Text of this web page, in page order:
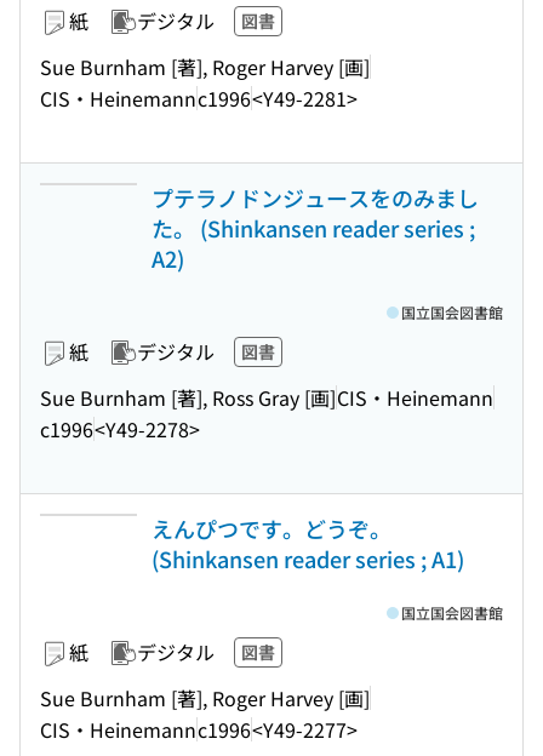
紙 デジタル 図書
Sue Burnham [著], Roger Harvey [画]
CIS・Heinemannc1996<Y49-2281>
プテラノドンジュースをのみまし
た。 (Shinkansen reader series ;
A2)
紙 デジタル 図書
Sue Burnham [著], Ross Gray [画]CIS・Heinemann
c1996<Y49-2278>
国立国会図書館
えんぴつです。どうぞ。
(Shinkansen reader series ; A1)
紙 デジタル 図書
Sue Burnham [著], Roger Harvey [画]
CIS・Heinemannc1996<Y49-2277>
国立国会図書館